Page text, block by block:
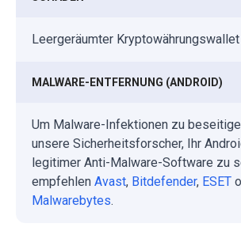
Leergeräumter Kryptowährungswallet
MALWARE-ENTFERNUNG (ANDROID)
Um Malware-Infektionen zu
unsere Sicherheitsforscher, Ihr
legitimer Anti-Malware-Software zu
empfehlen Avast, Bitdefender, ESET
Malwarebytes.